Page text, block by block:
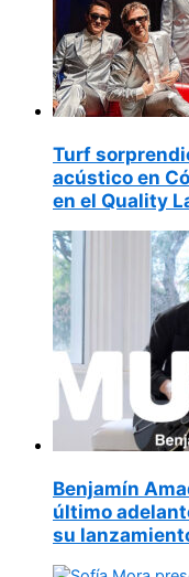
Turf
acústico en
en el Quality
Benjamín
último
su